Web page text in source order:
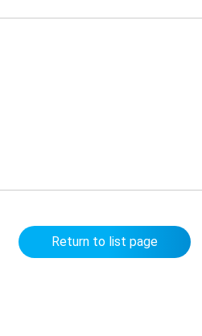
Return to list page